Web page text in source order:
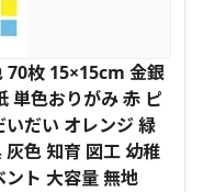
70枚 15×15cm 金銀
単色おりがみ 赤 ピ
いだい オレンジ 緑
色 知育 図工 幼稚
ト 大容量 無地